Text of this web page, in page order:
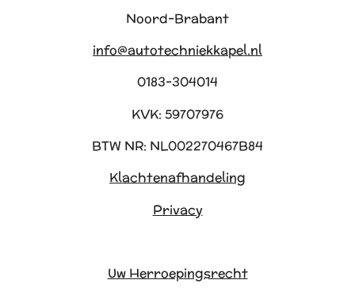
Noord-Brabant
info@autotechniekkapel.nl
0183-304014
KVK: 59707976
BTW NR: NL002270467B84
Klachtenafhandeling
Privacy
Uw Herroepingsrecht